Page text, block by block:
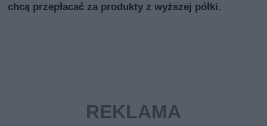
chcą przepłacać za produkty z wyższej półki.